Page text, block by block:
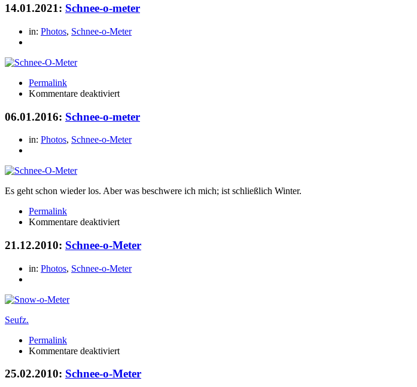
o-
Meter
14.01.2021: Schnee-o-meter
in: Photos, Schnee-o-Meter
Permalink
Kommentare deaktiviertfür
o-
meter
06.01.2016: Schnee-o-meter
in: Photos, Schnee-o-Meter
Es geht schon wieder los. Aber was beschwere ich mich; ist schließlich Winter.
Permalink
Kommentare deaktiviertfür
o-
meter
21.12.2010: Schnee-o-Meter
in: Photos, Schnee-o-Meter
Seufz.
Permalink
Kommentare deaktiviertfür
o-
25.02.2010: Schnee-o-Meter